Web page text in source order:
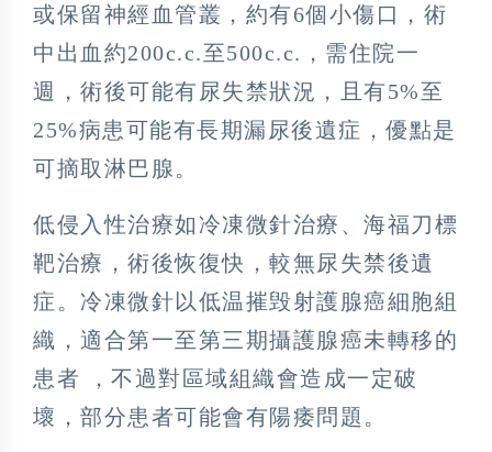
或保留神經血管叢，約有6個小傷口，術
中出血約200c.c.至500c.c.，需住院一
週，術後可能有尿失禁狀況，且有5%至
25%病患可能有長期漏尿後遺症，優點是
可摘取淋巴腺。
低侵入性治療如冷凍微針治療、海福刀標
靶治療，術後恢復快，較無尿失禁後遺
症。冷凍微針以低温摧毁射護腺癌細胞組
織，適合第一至第三期攝護腺癌未轉移的
患者 ，不過對區域組織會造成一定破
壞，部分患者可能會有陽痿問題。